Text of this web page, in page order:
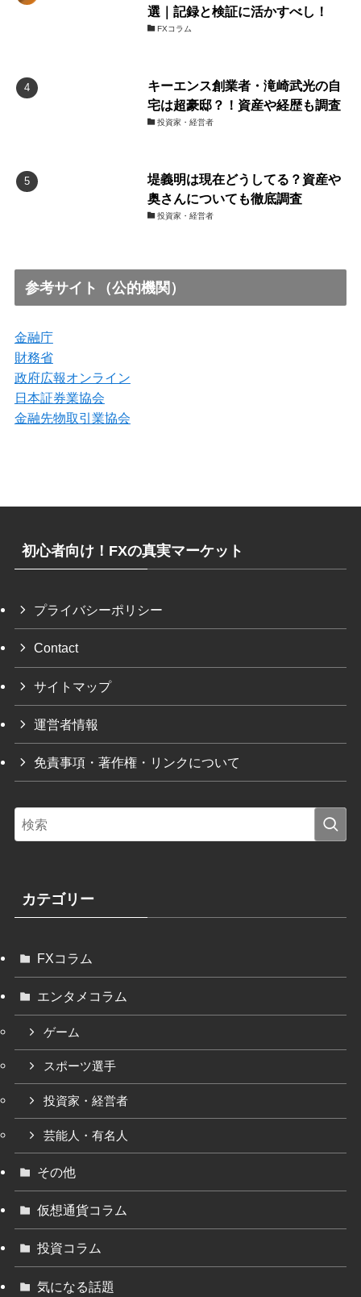
選｜記録と検証に活かすべし！
FXコラム
キーエンス創業者・滝崎武光の自
宅は超豪邸？！資産や経歴も調査
投資家・経営者
堤義明は現在どうしてる？資産や
奥さんについても徹底調査
投資家・経営者
参考サイト（公的機関）
金融庁
財務省
政府広報オンライン
日本証券業協会
金融先物取引業協会
初心者向け！FXの真実マーケット
プライバシーポリシー
Contact
サイトマップ
運営者情報
免責事項・著作権・リンクについて
カテゴリー
FXコラム
エンタメコラム
ゲーム
スポーツ選手
投資家・経営者
芸能人・有名人
その他
仮想通貨コラム
投資コラム
気になる話題